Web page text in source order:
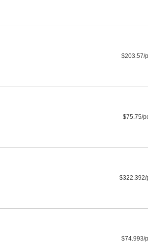
$203.57/
$75.75/
$322.392/
$74.993/